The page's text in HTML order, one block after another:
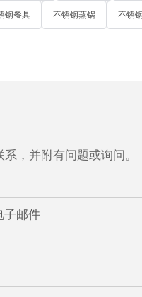
钢餐具 不锈钢蒸锅 不锈
，并附有问题或询问。
子邮件